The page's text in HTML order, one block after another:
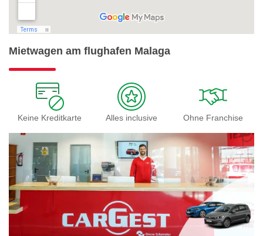
Mietwagen am flughafen Malaga
Keine Kreditkarte Alles inclusive Ohne Franchise